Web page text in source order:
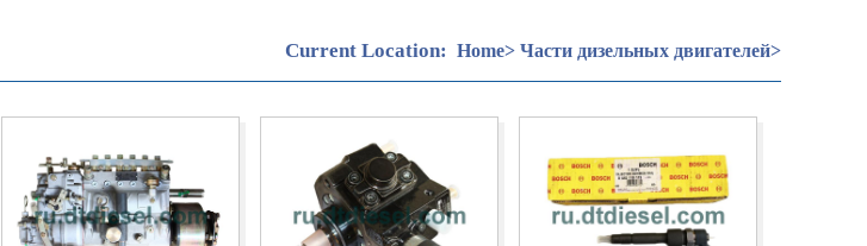
Current Location: Home> Части дизельных двигателей>